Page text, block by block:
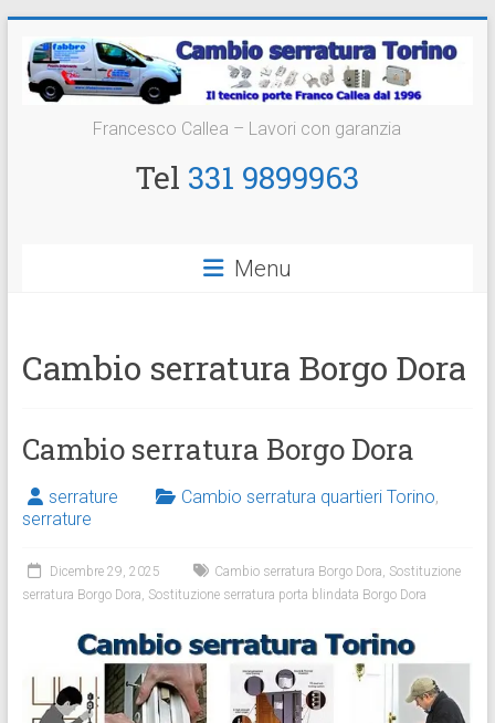
contenuto
Cambio
Serratura
Francesco Callea – Lavori con garanzia
Tel 331 9899963
Menu
Cambio serratura Borgo Dora
Cambio serratura Borgo Dora
serrature Cambio serratura quartieri Torino,
serrature
Dicembre 29, 2025 Cambio serratura Borgo Dora, Sostituzione
serratura Borgo Dora, Sostituzione serratura porta blindata Borgo Dora